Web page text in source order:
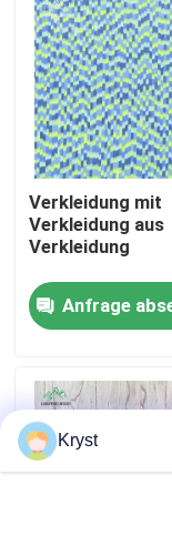
Videos
Über uns
Kontakt mit
Neuigkeiten
Rechtssachen
Bitte um ein
Verkleidung mit
Verkleidung aus
Verkleidung
Anfrage
Kryst